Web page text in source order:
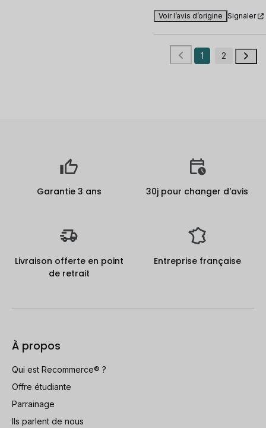
Voir l’avis d’origine Signaler
1 2
Garantie 3 ans 30j pour changer d'avis
Livraison offerte en point
de retrait
Entreprise française
À propos
Qui est Recommerce® ?
Offre étudiante
Parrainage
Ils parlent de nous